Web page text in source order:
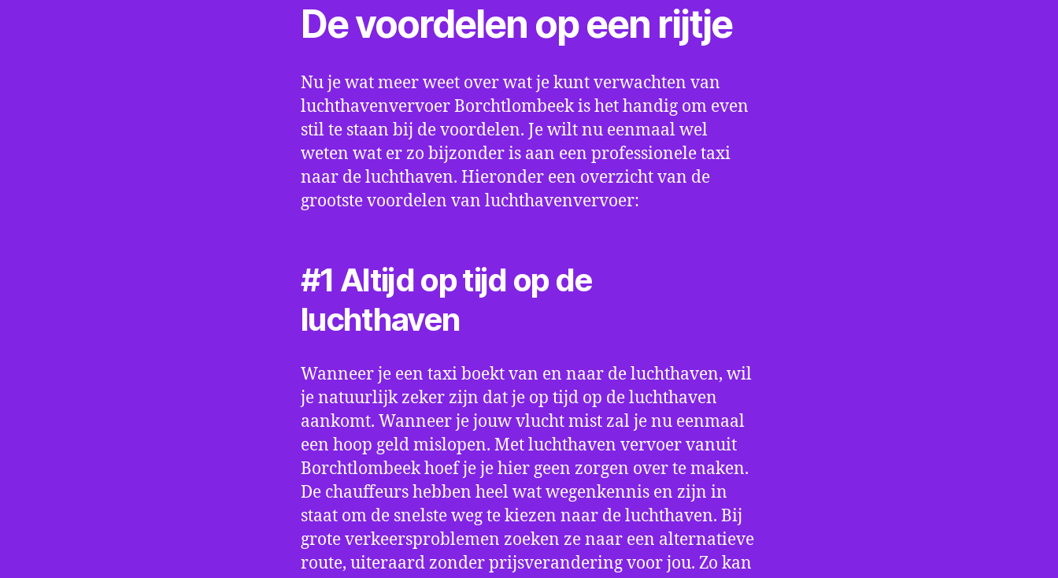
De voordelen op een rijtje
Nu je wat meer weet over wat je kunt verwachten van
luchthavenvervoer Borchtlombeek is het handig om even
stil te staan bij de voordelen. Je wilt nu eenmaal wel
weten wat er zo bijzonder is aan een professionele taxi
naar de luchthaven. Hieronder een overzicht van de
grootste voordelen van luchthavenvervoer:
#1 Altijd op tijd op de
luchthaven
Wanneer je een taxi boekt van en naar de luchthaven, wil
je natuurlijk zeker zijn dat je op tijd op de luchthaven
aankomt. Wanneer je jouw vlucht mist zal je nu eenmaal
een hoop geld mislopen. Met luchthaven vervoer vanuit
Borchtlombeek hoef je je hier geen zorgen over te maken.
De chauffeurs hebben heel wat wegenkennis en zijn in
staat om de snelste weg te kiezen naar de luchthaven. Bij
grote verkeersproblemen zoeken ze naar een alternatieve
route, uiteraard zonder prijsverandering voor jou. Zo kan